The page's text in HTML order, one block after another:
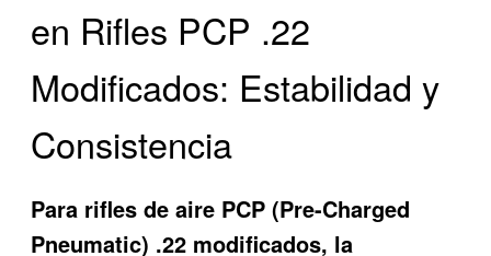
en Rifles PCP .22
Modificados: Estabilidad y
Consistencia
Para rifles de aire PCP (Pre-Charged
Pneumatic) .22 modificados, la